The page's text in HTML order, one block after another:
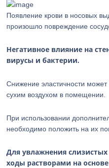
Появление крови в носовых
произошло повреждение
Негативное влияние на
вирусы и бактерии.
Снижение эластичности
сухим воздухом в помещении.
При использовании
необходимо положить на их
Для увлажнения
ходы растворами на